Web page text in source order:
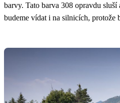
barvy. Tato barva 308 opravdu
budeme vídat i na silnicích, protože